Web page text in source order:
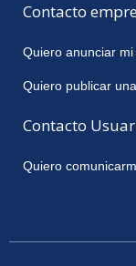
Contacto
Quiero anunciar
Quiero publicar
Contacto
Quiero